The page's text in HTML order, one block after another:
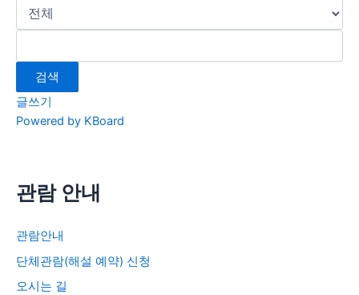
검색
글쓰기
Powered by KBoard
관람 안내
관람안내
단체관람(해설 예약) 신청
오시는 길